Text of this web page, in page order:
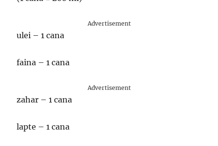
Advertisement
ulei – 1 cana
faina – 1 cana
Advertisement
zahar – 1 cana
lapte – 1 cana